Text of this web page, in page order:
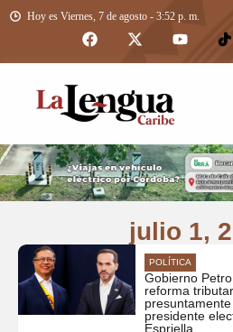
Hoy es Viernes, 7 de agosto - 3:52 p. m.
julio 1,
POLÍTICA
Gobierno
reforma
presidente
Espriella